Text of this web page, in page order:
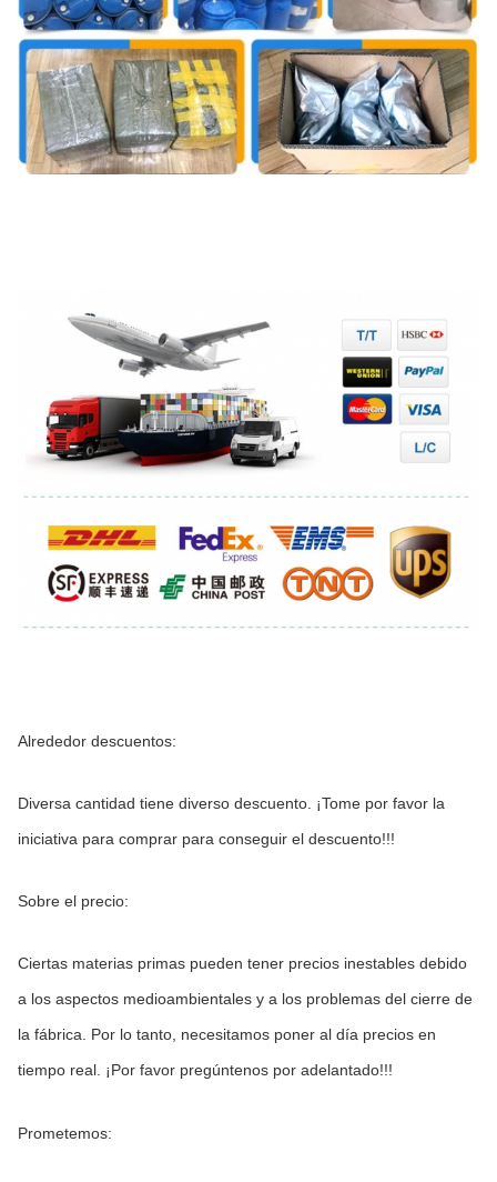
Alrededor descuentos:
Diversa cantidad tiene diverso descuento. ¡Tome por favor la
iniciativa para comprar para conseguir el descuento!!!
Sobre el precio:
Ciertas materias primas pueden tener precios inestables debido
a los aspectos medioambientales y a los problemas del cierre de
la fábrica. Por lo tanto, necesitamos poner al día precios en
tiempo real. ¡Por favor pregúntenos por adelantado!!!
Prometemos: